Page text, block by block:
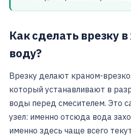
Как сделать врезку
воду?
Врезку делают краном-
который устанавливают в
воды перед смесителем. Это
узел: именно отсюда вода
именно здесь чаще всего